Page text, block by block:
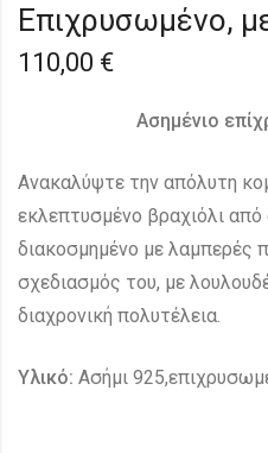
Επιχρυσωμένο,
110,00 €
Ασημένιο
Ανακαλύψτε την απόλυτη
εκλεπτυσμένο βραχιόλι
διακοσμημένο με λαμπερές
σχεδιασμός του, με
διαχρονική πολυτέλεια.
Υλικό: Ασήμι